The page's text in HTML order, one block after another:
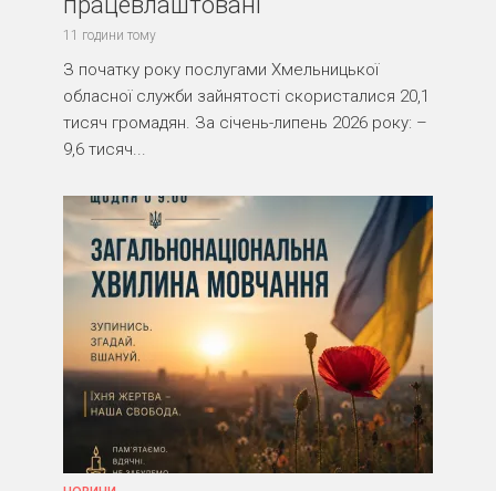
11 години тому
З початку року послугами Хмельницької
обласної служби зайнятості скористалися 20,1
тисяч громадян. За січень-липень 2026 року: –
9,6 тисяч...